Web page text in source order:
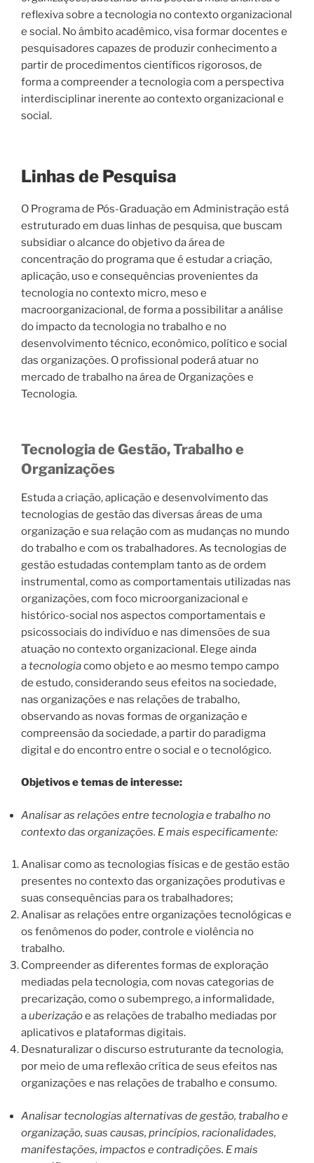
reflexiva sobre a tecnologia no contexto organizacional
e social. No âmbito acadêmico, visa formar docentes e
pesquisadores capazes de produzir conhecimento a
partir de procedimentos científicos rigorosos, de
forma a compreender a tecnologia com a perspectiva
interdisciplinar inerente ao contexto organizacional e
social.
Linhas de Pesquisa
O Programa de Pós-Graduação em Administração está
estruturado em duas linhas de pesquisa, que buscam
subsidiar o alcance do objetivo da área de
concentração do programa que é estudar a criação,
aplicação, uso e consequências provenientes da
tecnologia no contexto micro, meso e
macroorganizacional, de forma a possibilitar a análise
do impacto da tecnologia no trabalho e no
desenvolvimento técnico, econômico, político e social
das organizações. O profissional poderá atuar no
mercado de trabalho na área de Organizações e
Tecnologia.
Tecnologia de Gestão, Trabalho e
Organizações
Estuda a criação, aplicação e desenvolvimento das
tecnologias de gestão das diversas áreas de uma
organização e sua relação com as mudanças no mundo
do trabalho e com os trabalhadores. As tecnologias de
gestão estudadas contemplam tanto as de ordem
instrumental, como as comportamentais utilizadas nas
organizações, com foco microorganizacional e
histórico-social nos aspectos comportamentais e
psicossociais do indivíduo e nas dimensões de sua
atuação no contexto organizacional. Elege ainda
atecnologiacomo objeto e ao mesmo tempo campo
de estudo, considerando seus efeitos na sociedade,
nas organizações e nas relações de trabalho,
observando as novas formas de organização e
compreensão da sociedade, a partir do paradigma
digital e do encontro entre o social e o tecnológico.
Objetivos e temas de interesse:
Analisar as relações entre tecnologia e trabalho no
contexto das organizações. E mais especificamente:
Analisar como as tecnologias físicas e de gestão estão
presentes no contexto das organizações produtivas e
suas consequências para os trabalhadores;
Analisar as relações entre organizações tecnológicas e
os fenômenos do poder, controle e violência no
trabalho.
Compreender as diferentes formas de exploração
mediadas pela tecnologia, com novas categorias de
precarização, como o subemprego, a informalidade,
auberizaçãoe as relações de trabalho mediadas por
aplicativos e plataformas digitais.
Desnaturalizar o discurso estruturante da tecnologia,
por meio de uma reflexão crítica de seus efeitos nas
organizações e nas relações de trabalho e consumo.
Analisar tecnologias alternativas de gestão, trabalho e
organização, suas causas, princípios, racionalidades,
manifestações, impactos e contradições. E mais